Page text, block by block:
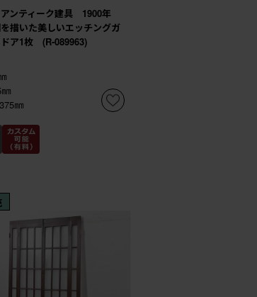
アンティーク建具 1900年
描いた美しいエッチングガ
ドア1枚 (R-089963)
㎜